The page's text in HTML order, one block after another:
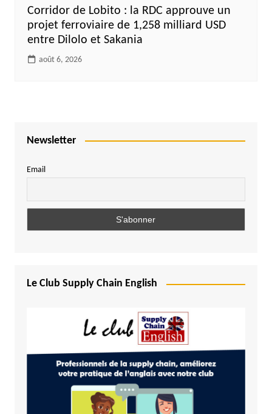
Corridor de Lobito : la RDC approuve un
projet ferroviaire de 1,258 milliard USD
entre Dilolo et Sakania
août 6, 2026
Newsletter
Email
Le Club Supply Chain English